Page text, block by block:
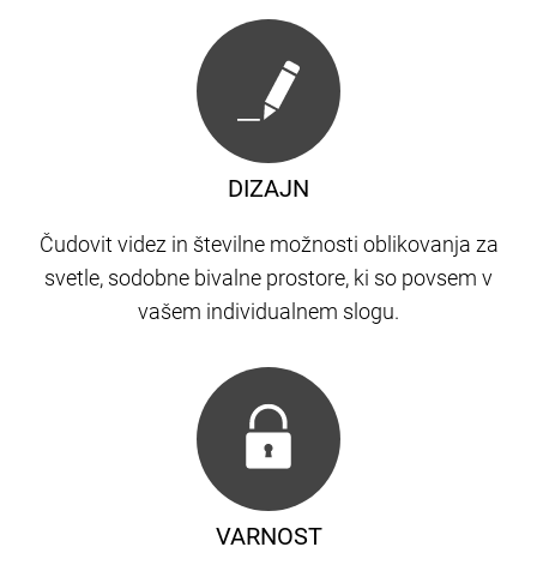
DIZAJN
Čudovit videz in številne možnosti oblikovanja za
svetle, sodobne bivalne prostore, ki so povsem v
vašem individualnem slogu.
VARNOST